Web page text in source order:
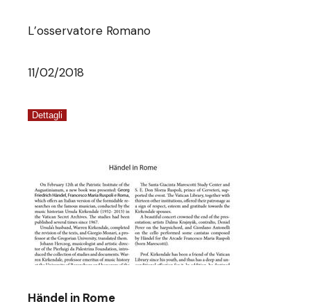
L’osservatore Romano
11/02/2018
Dettagli
Händel in Rome